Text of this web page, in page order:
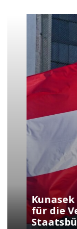
Kunasek
für die